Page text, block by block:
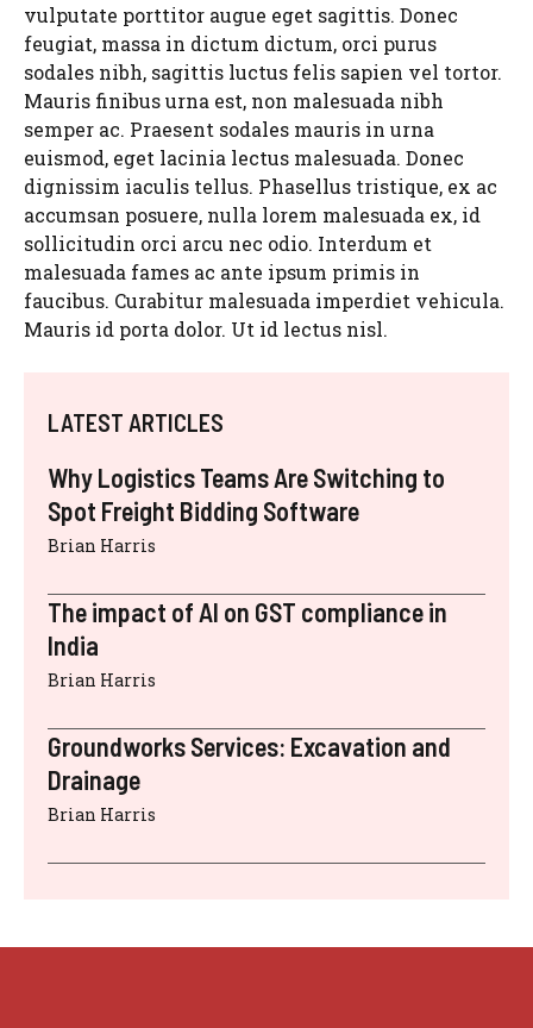
vulputate porttitor augue eget sagittis. Donec
feugiat, massa in dictum dictum, orci purus
sodales nibh, sagittis luctus felis sapien vel tortor.
Mauris finibus urna est, non malesuada nibh
semper ac. Praesent sodales mauris in urna
euismod, eget lacinia lectus malesuada. Donec
dignissim iaculis tellus. Phasellus tristique, ex ac
accumsan posuere, nulla lorem malesuada ex, id
sollicitudin orci arcu nec odio. Interdum et
malesuada fames ac ante ipsum primis in
faucibus. Curabitur malesuada imperdiet vehicula.
Mauris id porta dolor. Ut id lectus nisl.
LATEST ARTICLES
Why Logistics Teams Are Switching to
Spot Freight Bidding Software
Brian Harris
The impact of AI on GST compliance in
India
Brian Harris
Groundworks Services: Excavation and
Drainage
Brian Harris